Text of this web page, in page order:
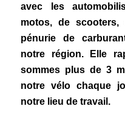
avec les
motos, de
pénurie de
notre région. Elle
sommes plus de 3
notre vélo chaque jo
notre lieu de travail.